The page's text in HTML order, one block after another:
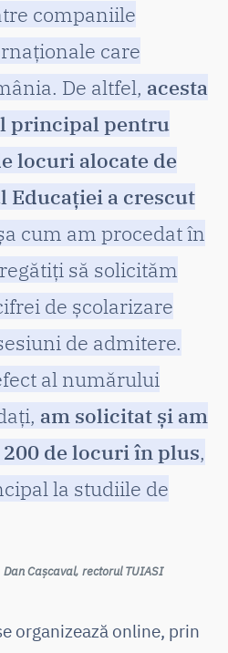
companiile
care
De altfel, acesta
principal pentru
locuri alocate de
Educației a crescut
cum am procedat în
să solicităm
de școlarizare
de admitere.
al numărului
am solicitat și am
de locuri în plus,
la studiile de
Cașcaval, rectorul TUIASI
organizează online, prin